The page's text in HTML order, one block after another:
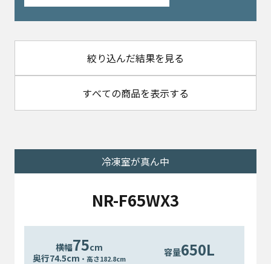
絞り込んだ結果を見る
すべての商品を表示する
冷凍室が真ん中
NR-F65WX3
横幅75cm
奥行74.5cm ・高さ182.8cm
容量650L